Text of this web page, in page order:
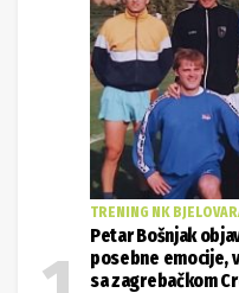
TRENING NK
Petar Bošnjak
posebne emocije,
sa zagrebačkom